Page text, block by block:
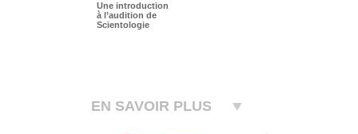
Une introduction
à l’audition de
Scientologie
EN SAVOIR PLUS